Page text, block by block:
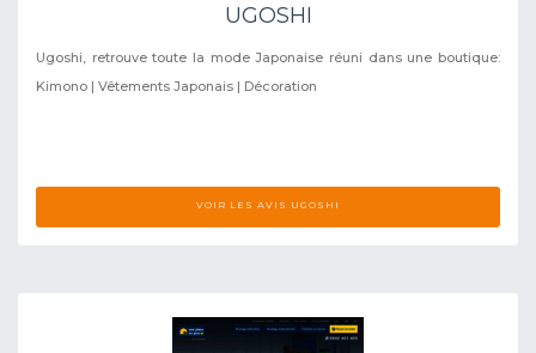
UGOSHI
Ugoshi, retrouve toute la mode Japonaise réuni dans une boutique:
Kimono | Vêtements Japonais | Décoration
VOIR LES AVIS UGOSHI